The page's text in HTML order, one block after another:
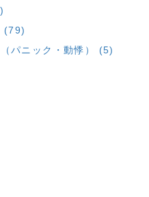
(79)
パニック・動悸） (5)